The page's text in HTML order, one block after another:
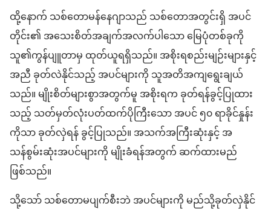
ထို့နောက် သစ်တောမန်နေဂျာသည် သစ်တောအတွင်းရှိ အပင်
တိုင်း၏ အသေးစိတ်အချက်အလက်ပါသော မြေပုံတစ်ခုကို
သူ၏ကွန်ပျူတာမှ ထုတ်ယူရရှိသည်။ အစိုးရစည်းမျဉ်းများနှင့်
အညီ ခုတ်လဲနိုင်သည့် အပင်များကို သူအတိအကျရွေးချယ်
သည်။ မျိုးစိတ်များစွာအတွက်မူ အစိုးရက ခုတ်ရန်ခွင့်ပြုထား
သည့် သတ်မှတ်လုံးပတ်ထက်ပိုကြီးသော အပင် ၅၀ ရာခိုင်နှုန်း
ကိုသာ ခုတ်လှဲရန် ခွင့်ပြုသည်။ အသက်အကြီးဆုံးနှင့် အ
သန်စွမ်းဆုံးအပင်များကို မျိုးခံရန်အတွက် ဆက်ထားမည်
ဖြစ်သည်။
သို့သော် သစ်တောမပျက်စီးဘဲ အပင်များကို မည်သို့ခုတ်လှဲနိုင်